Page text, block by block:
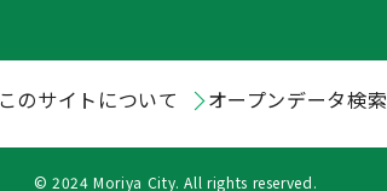
このサイトについて オープンデータ検索
© 2024 Moriya City. All rights reserved.